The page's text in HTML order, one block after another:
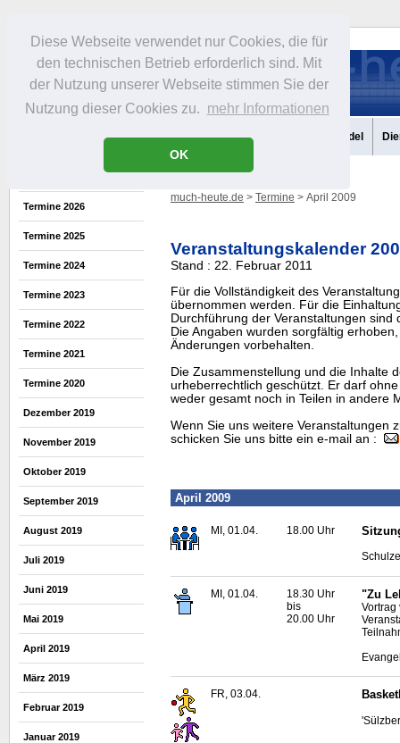
Diese Webseite verwendet nur Cookies, die für
den technischen Betrieb erforderlich sind. Mit
der Nutzung unserer Webseite stimmen Sie der
Nutzung dieser Cookies zu. mehr Informationen
OK
Portrait Infos Freizeit Gastronomie Handel
Termine 2026
Termine 2025
Termine 2024
Termine 2023
Termine 2022
Termine 2021
Termine 2020
Dezember 2019
November 2019
Oktober 2019
September 2019
August 2019
Juli 2019
Juni 2019
Mai 2019
April 2019
März 2019
Februar 2019
Januar 2019
much-heute.de > Termine > April 2009
Veranstaltungskalender
Stand : 22. Februar 2011
Für die Vollständigkeit des
übernommen werden. Für die
Durchführung der Veranstaltungen sind
Die Angaben wurden sorgfältig
Änderungen vorbehalten.
Die Zusammenstellung und die Inhalte
urheberrechtlich geschützt. Er darf
weder gesamt noch in Teilen in andere
Wenn Sie uns weitere Veranstaltungen
schicken Sie uns bitte ein e-mail an :
April 2009
MI, 01.04. 18.00 Uhr
MI, 01.04.
18.30 Uhr
bis
20.00 Uhr
"Zu
FR, 03.04.